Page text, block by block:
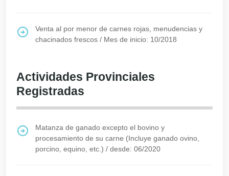
Venta al por menor de carnes rojas, menudencias y
chacinados frescos / Mes de inicio: 10/2018
Actividades Provinciales
Registradas
Matanza de ganado excepto el bovino y
procesamiento de su carne (Incluye ganado ovino,
porcino, equino, etc.) / desde: 06/2020